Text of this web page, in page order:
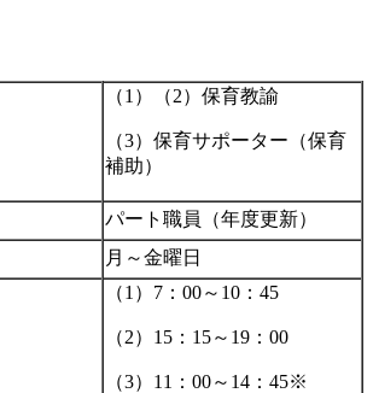
（1）（2）保育教諭
（3）保育サポーター（保育
補助）
パート職員（年度更新）
月～金曜日
（1）7：00～10：45
（2）15：15～19：00
（3）11：00～14：45※